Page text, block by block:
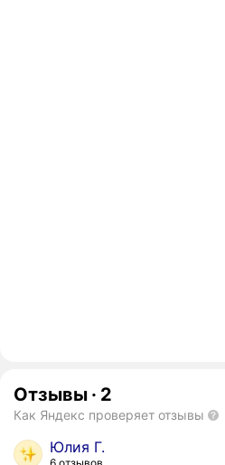
Отзывы · 2
Как Яндекс проверяет отзывы
Юлия Г.